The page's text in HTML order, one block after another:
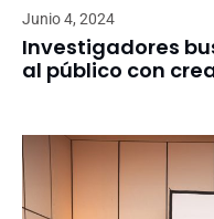
Junio 4, 2024
Investigadores
al público con